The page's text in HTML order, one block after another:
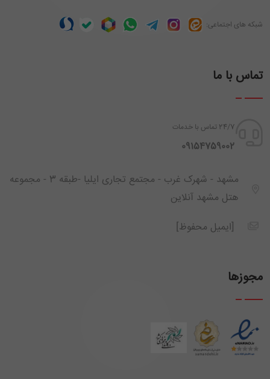
شبکه های اجتماعی:
تماس با ما
24/7 تماس با خدمات
‪ 09154759002
مشهد - شهرک غرب - مجتمع تجاری ایلیا -طبقه 3 - مجموعه
هتل مشهد آنلاین
[ایمیل محفوظ]
مجوزها